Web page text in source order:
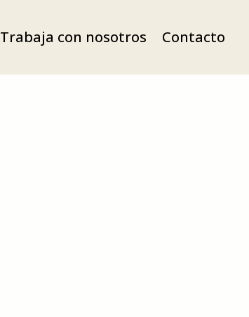
Trabaja con nosotros Contacto